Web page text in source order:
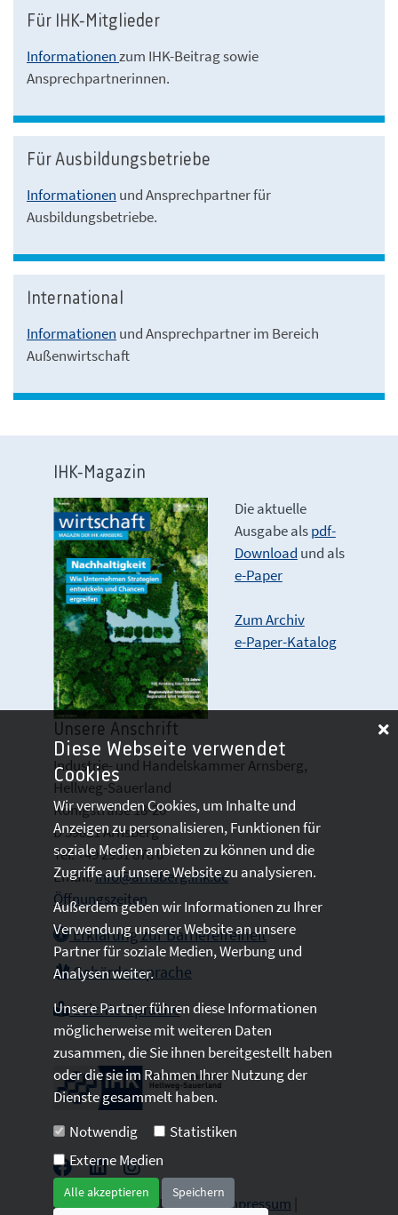
Für IHK-Mitglieder
Informationenzum IHK-Beitrag sowie
Ansprechpartnerinnen.
Für Ausbildungsbetriebe
Informationen und Ansprechpartner für
Ausbildungsbetriebe.
International
Informationen und Ansprechpartner im Bereich
Außenwirtschaft
IHK-Magazin
Die aktuelle
Ausgabe alspdf-
Download und als
e-Paper
Zum Archiv
e-Paper-Katalog
Unsere Anschrift
Industrie- und Handelskammer Arnsberg,
Hellweg-Sauerland
Königstraße 18-20
D 59821 Arnsberg
Tel: +49 2931 878 0
Email:info@arnsberg.ihk.de
Öffnungszeiten
Erklärung zur Barrierefreiheit
Gebärdensprache
Leichte Sprache
2026 © All Rights Reserved.Impressum
Diese Webseite verwendet
Cookies
Wir verwenden Cookies, um Inhalte und
Anzeigen zu personalisieren, Funktionen für
soziale Medien anbieten zu können und die
Zugriffe auf unsere Website zu analysieren.
Außerdem geben wir Informationen zu Ihrer
Verwendung unserer Website an unsere
Partner für soziale Medien, Werbung und
Analysen weiter.
Unsere Partner führen diese Informationen
möglicherweise mit weiteren Daten
zusammen, die Sie ihnen bereitgestellt haben
oder die sie im Rahmen Ihrer Nutzung der
Dienste gesammelt haben.
Notwendig
Statistiken
Externe Medien
Alle akzeptieren
Speichern